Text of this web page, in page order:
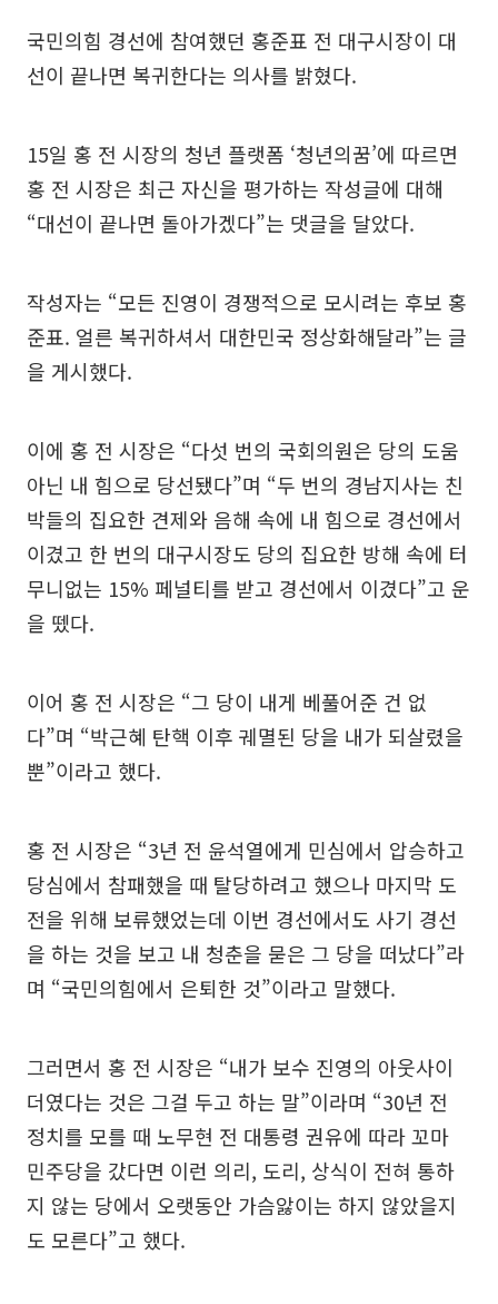
국민의힘 경선에 참여했던 홍준표 전 대구시장이 대
선이 끝나면 복귀한다는 의사를 밝혔다.
15일 홍 전 시장의 청년 플랫폼 ‘청년의꿈’에 따르면
홍 전 시장은 최근 자신을 평가하는 작성글에 대해
“대선이 끝나면 돌아가겠다”는 댓글을 달았다.
작성자는 “모든 진영이 경쟁적으로 모시려는 후보 홍
준표. 얼른 복귀하셔서 대한민국 정상화해달라”는 글
을 게시했다.
이에 홍 전 시장은 “다섯 번의 국회의원은 당의 도움
아닌 내 힘으로 당선됐다”며 “두 번의 경남지사는 친
박들의 집요한 견제와 음해 속에 내 힘으로 경선에서
이겼고 한 번의 대구시장도 당의 집요한 방해 속에 터
무니없는 15% 페널티를 받고 경선에서 이겼다”고 운
을 뗐다.
이어 홍 전 시장은 “그 당이 내게 베풀어준 건 없
다”며 “박근혜 탄핵 이후 궤멸된 당을 내가 되살렸을
뿐”이라고 했다.
홍 전 시장은 “3년 전 윤석열에게 민심에서 압승하고
당심에서 참패했을 때 탈당하려고 했으나 마지막 도
전을 위해 보류했었는데 이번 경선에서도 사기 경선
을 하는 것을 보고 내 청춘을 묻은 그 당을 떠났다”라
며 “국민의힘에서 은퇴한 것”이라고 말했다.
그러면서 홍 전 시장은 “내가 보수 진영의 아웃사이
더였다는 것은 그걸 두고 하는 말”이라며 “30년 전
정치를 모를 때 노무현 전 대통령 권유에 따라 꼬마
민주당을 갔다면 이런 의리, 도리, 상식이 전혀 통하
지 않는 당에서 오랫동안 가슴앓이는 하지 않았을지
도 모른다”고 했다.